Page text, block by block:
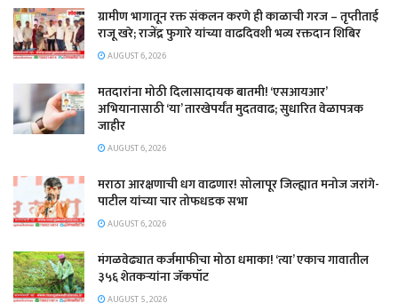
ग्रामीण भागातून रक्त संकलन करणे ही काळाची गरज – तृप्तीताई
राजू खरे; राजेंद्र फुगारे यांच्या वाढदिवशी भव्य रक्तदान शिबिर
AUGUST 6, 2026
मतदारांना मोठी दिलासादायक बातमी! ‘एसआयआर’
अभियानासाठी ‘या’ तारखेपर्यंत मुदतवाढ; सुधारित वेळापत्रक
जाहीर
AUGUST 6, 2026
मराठा आरक्षणाची धग वाढणार! सोलापूर जिल्ह्यात मनोज जरांगे-
पाटील यांच्या चार तोफधडक सभा
AUGUST 6, 2026
मंगळवेढ्यात कर्जमाफीचा मोठा धमाका! ‘त्या’ एकाच गावातील
३५६ शेतकऱ्यांना जॅकपॉट
AUGUST 5, 2026